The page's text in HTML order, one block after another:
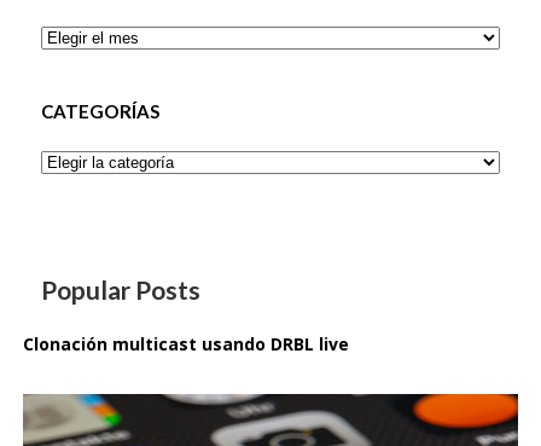
Archivos
CATEGORÍAS
Categorías
Popular Posts
Clonación multicast usando DRBL live